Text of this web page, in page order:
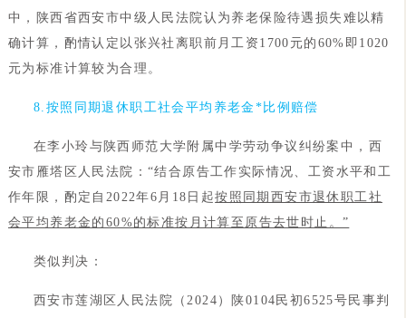
中，陕西省西安市中级人民法院认为养老保险待遇损失难以精
确计算，酌情认定以张兴社离职前月工资1700元的60%即1020
元为标准计算较为合理。
8.按照同期退休职工社会平均养老金*比例赔偿
在李小玲与陕西师范大学附属中学劳动争议纠纷案中，西
安市雁塔区人民法院：“结合原告工作实际情况、工资水平和工
作年限，酌定自2022年6月18日起按照同期西安市退休职工社
会平均养老金的60%的标准按月计算至原告去世时止。”
类似判决：
西安市莲湖区人民法院（2024）陕0104民初6525号民事判